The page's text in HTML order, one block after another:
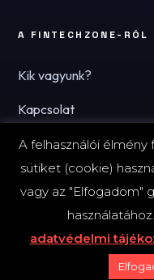
A FINTECHZONE-RÓL
Kik vagyunk?
Kapcsolat
Hírlevél
© 2026 FinTechZone.hu -
Adatvédelmi
A felhasználói
sütiket (cookie)
vagy az "Elfogadom"
adatvédelmi